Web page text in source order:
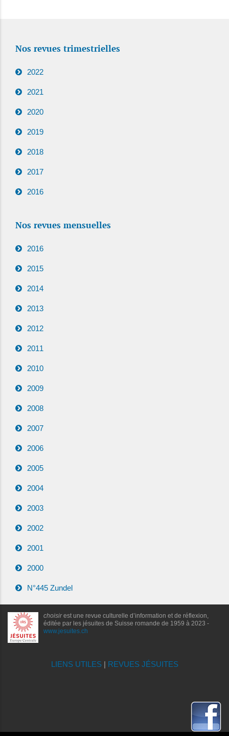
Nos revues trimestrielles
2022
2021
2020
2019
2018
2017
2016
Nos revues mensuelles
2016
2015
2014
2013
2012
2011
2010
2009
2008
2007
2006
2005
2004
2003
2002
2001
2000
N°445 Zundel
choisirest une revue culturelle d’information et de réflexion,
éditée par les jésuites de Suisse romande de 1959 à 2023 -
www.jesuites.ch
LIENS UTILES| REVUES JÉSUITES